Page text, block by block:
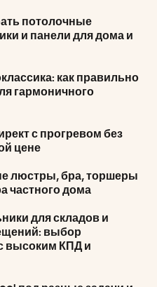
потолочные
и панели для дома и
как правильно
гармоничного
с прогревом без
цене
люстры, бра, торшеры
частного дома
для складов и
выбор
высоким КПД и